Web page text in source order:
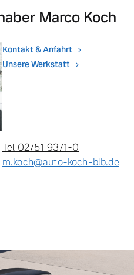
Marco Koch
Kontakt & Anfahrt
Unsere Werkstatt
Tel 02751 9371-0
m.koch@auto-koch-blb.de